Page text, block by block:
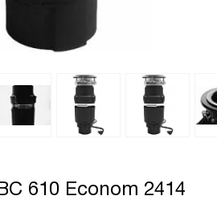
610 Econom 2414